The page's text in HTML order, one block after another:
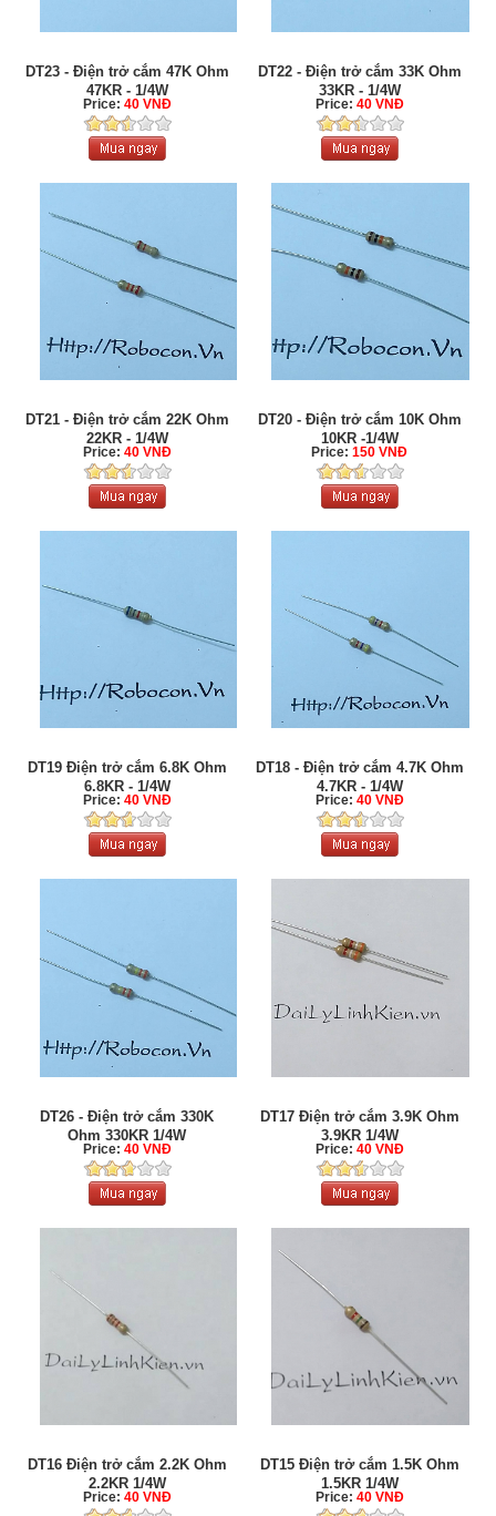
DT23 - Điện trở cắm 47K Ohm
47KR - 1/4W
Price: 40 VNĐ
DT22 - Điện trở cắm 33K Ohm
33KR - 1/4W
Price: 40 VNĐ
DT21 - Điện trở cắm 22K Ohm
22KR - 1/4W
Price: 40 VNĐ
DT20 - Điện trở cắm 10K Ohm
10KR -1/4W
Price:150 VNĐ
DT19 Điện trở cắm 6.8K Ohm
6.8KR - 1/4W
Price: 40 VNĐ
DT18 - Điện trở cắm 4.7K Ohm
4.7KR - 1/4W
Price: 40 VNĐ
DT26 - Điện trở cắm 330K
Ohm 330KR 1/4W
Price: 40 VNĐ
DT17 Điện trở cắm 3.9K Ohm
3.9KR 1/4W
Price: 40 VNĐ
DT16 Điện trở cắm 2.2K Ohm
2.2KR 1/4W
Price: 40 VNĐ
DT15 Điện trở cắm 1.5K Ohm
1.5KR 1/4W
Price: 40 VNĐ